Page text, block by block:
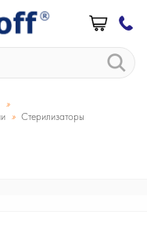
»
» Стерилизаторы